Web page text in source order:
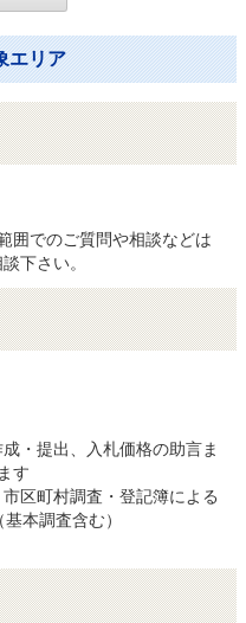
エリア
囲でのご質問や相談などは
下さい。
・提出、入札価格の助言ま
す
区町村調査・登記簿による
本調査含む）